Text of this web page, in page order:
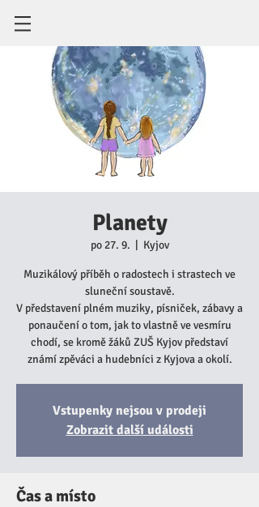
Planety
po 27. 9. Kyjov
Muzikálový příběh o radostech i strastech ve
sluneční soustavě.
V představení plném muziky, písniček, zábavy a
ponaučení o tom, jak to vlastně ve vesmíru
chodí, se kromě žáků ZUŠ Kyjov představí
známí zpěváci a hudebníci z Kyjova a okolí.
Vstupenky nejsou v prodeji
Zobrazit další události
Čas a místo